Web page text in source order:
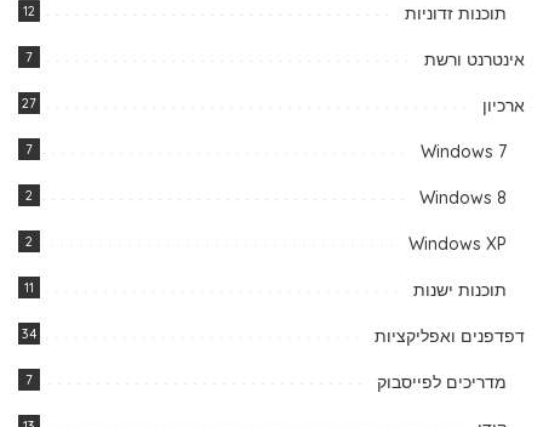
תוכנות זדוניות 12
אינטרנט ורשת 7
ארכיון 27
Windows 7
7
Windows 8
2
Windows XP
2
תוכנות ישנות 11
דפדפנים ואפליקציות 34
מדריכים לפייסבוק 7